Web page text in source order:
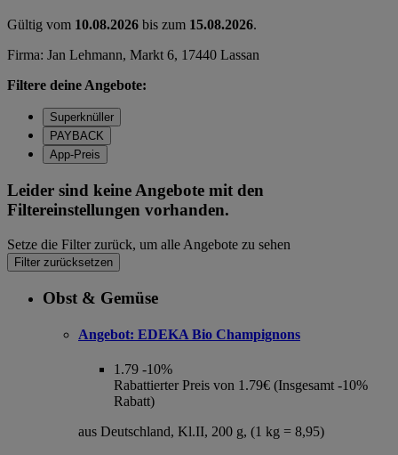
Gültig vom 10.08.2026 bis zum 15.08.2026.
Firma: Jan Lehmann, Markt 6, 17440 Lassan
Filtere deine Angebote:
Superknüller
PAYBACK
App-Preis
Leider sind keine Angebote mit den
Filtereinstellungen vorhanden.
Setze die Filter zurück, um alle Angebote zu sehen
Filter zurücksetzen
Obst & Gemüse
Angebot: EDEKA Bio Champignons
1.79 -10%
Rabattierter Preis von 1.79€ (Insgesamt -10%
Rabatt)
aus Deutschland, Kl.II, 200 g, (1 kg = 8,95)